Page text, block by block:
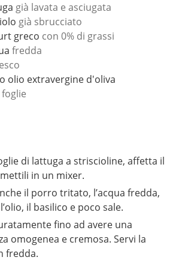
già lavata e asciugata
già sbrucciato
greco con 0% di grassi
fredda
olio extravergine d'oliva
foglie
di lattuga a striscioline, affetta il
in un mixer.
il porro tritato, l’acqua fredda,
il basilico e poco sale.
fino ad avere una
omogenea e cremosa. Servi la
fredda.